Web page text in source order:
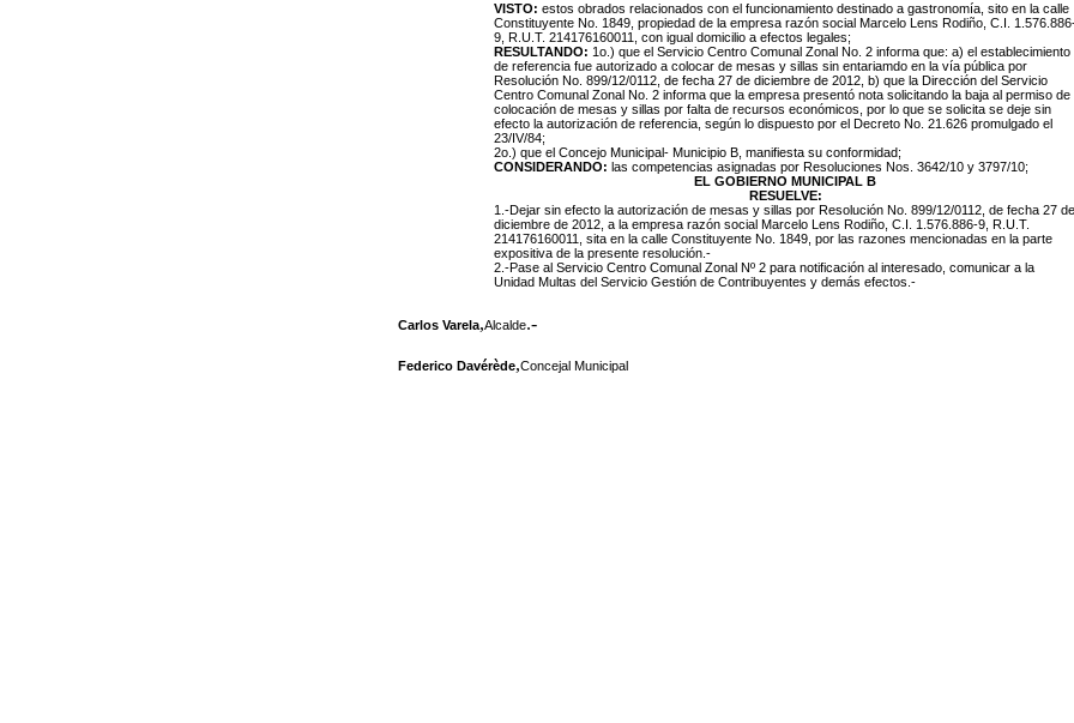
VISTO: estos obrados relacionados con el funcionamiento destinado a gastronomía, sito en la calle
Constituyente No. 1849, propiedad de la empresa razón social Marcelo Lens Rodiño, C.I.
9, R.U.T. 214176160011, con igual domicilio a efectos legales;
RESULTANDO: 1o.) que el Servicio Centro Comunal Zonal No. 2 informa que: a) el establecimiento
de referencia fue autorizado a colocar de mesas y sillas sin entariamdo en la vía pública por
Resolución No. 899/12/0112, de fecha 27 de diciembre de 2012, b) que la Dirección del Servicio
Centro Comunal Zonal No. 2 informa que la empresa presentó nota solicitando la baja al permiso de
colocación de mesas y sillas por falta de recursos económicos, por lo que se solicita se deje sin
efecto la autorización de referencia, según lo dispuesto por el Decreto No. 21.626 promulgado el
23/IV/84;
2o.) que el Concejo Municipal- Municipio B, manifiesta su conformidad;
CONSIDERANDO: las competencias asignadas por Resoluciones Nos. 3642/10 y 3797/10;
EL GOBIERNO MUNICIPAL B
RESUELVE:
1.-Dejar sin efecto la autorización de mesas y sillas por Resolución No. 899/12/0112, de fecha 27 de
diciembre de 2012, a la empresa razón social Marcelo Lens Rodiño, C.I. 1.576.886-9, R.U.T.
214176160011, sita en la calle Constituyente No. 1849, por las razones mencionadas en la parte
expositiva de la presente resolución.-
2.-Pase al Servicio Centro Comunal Zonal Nº 2 para notificación al interesado, comunicar a la
Unidad Multas del Servicio Gestión de Contribuyentes y demás efectos.-
Carlos Varela,Alcalde.-
Federico Davérède,Concejal Municipal